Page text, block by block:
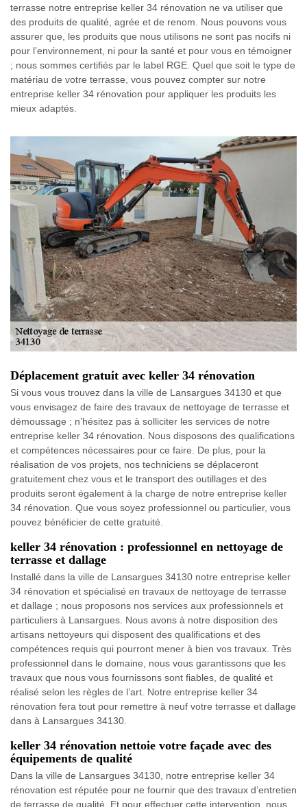
terrasse notre entreprise keller 34 rénovation ne va utiliser que
des produits de qualité, agrée et de renom. Nous pouvons vous
assurer que, les produits que nous utilisons ne sont pas nocifs ni
pour l’environnement, ni pour la santé et pour vous en témoigner
; nous sommes certifiés par le label RGE. Quel que soit le type de
matériau de votre terrasse, vous pouvez compter sur notre
entreprise keller 34 rénovation pour appliquer les produits les
mieux adaptés.
Déplacement gratuit avec keller 34 rénovation
Si vous vous trouvez dans la ville de Lansargues 34130 et que
vous envisagez de faire des travaux de nettoyage de terrasse et
démoussage ; n’hésitez pas à solliciter les services de notre
entreprise keller 34 rénovation. Nous disposons des qualifications
et compétences nécessaires pour ce faire. De plus, pour la
réalisation de vos projets, nos techniciens se déplaceront
gratuitement chez vous et le transport des outillages et des
produits seront également à la charge de notre entreprise keller
34 rénovation. Que vous soyez professionnel ou particulier, vous
pouvez bénéficier de cette gratuité.
keller 34 rénovation : professionnel en nettoyage de
terrasse et dallage
Installé dans la ville de Lansargues 34130 notre entreprise keller
34 rénovation et spécialisé en travaux de nettoyage de terrasse
et dallage ; nous proposons nos services aux professionnels et
particuliers à Lansargues. Nous avons à notre disposition des
artisans nettoyeurs qui disposent des qualifications et des
compétences requis qui pourront mener à bien vos travaux. Très
professionnel dans le domaine, nous vous garantissons que les
travaux que nous vous fournissons sont fiables, de qualité et
réalisé selon les règles de l’art. Notre entreprise keller 34
rénovation fera tout pour remettre à neuf votre terrasse et dallage
dans à Lansargues 34130.
keller 34 rénovation nettoie votre façade avec des
équipements de qualité
Dans la ville de Lansargues 34130, notre entreprise keller 34
rénovation est réputée pour ne fournir que des travaux d’entretien
de terrasse de qualité. Et pour effectuer cette intervention, nous